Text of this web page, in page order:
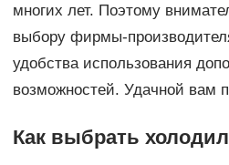
многих лет. Поэтому
выбору фирмы-
удобства использования
возможностей. Удачной вам
Как выбрать